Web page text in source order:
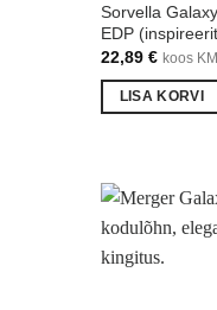
Sorvella
EDP
22,89 € koos
LISA KORVI